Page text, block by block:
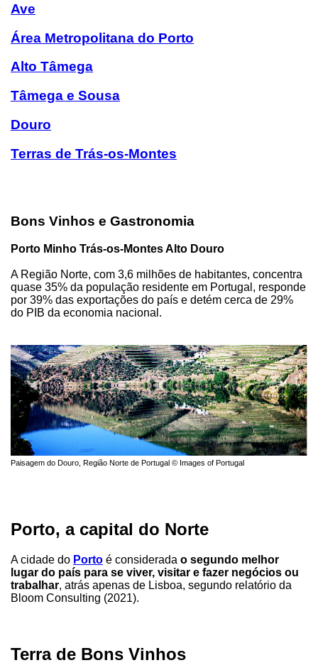
Ave
Área Metropolitana do Porto
Alto Tâmega
Tâmega e Sousa
Douro
Terras de Trás-os-Montes
Bons Vinhos e Gastronomia
Porto Minho Trás-os-Montes Alto Douro
A Região Norte, com 3,6 milhões de habitantes, concentra
quase 35% da população residente em Portugal, responde
por 39% das exportações do país e detém cerca de 29%
do PIB da economia nacional.
Paisagem do Douro, Região Norte de Portugal © Images of Portugal
Porto, a capital do Norte
A cidade do Porto é considerada o segundo melhor
lugar do país para se viver, visitar e fazer negócios ou
trabalhar, atrás apenas de Lisboa, segundo relatório da
Bloom Consulting (2021).
Terra de Bons Vinhos